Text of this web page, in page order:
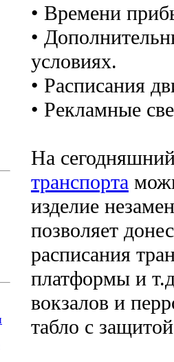
• Времени
•
условиях.
• Расписания
• Рекламные
На
транспорта
изделие
позволяет
расписания
платформы и
вокзалов и
табло с